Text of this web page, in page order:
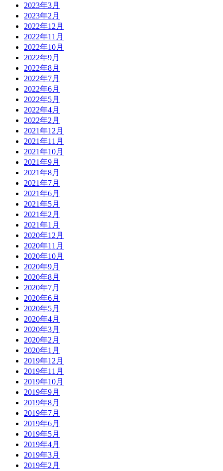
2023年3月
2023年2月
2022年12月
2022年11月
2022年10月
2022年9月
2022年8月
2022年7月
2022年6月
2022年5月
2022年4月
2022年2月
2021年12月
2021年11月
2021年10月
2021年9月
2021年8月
2021年7月
2021年6月
2021年5月
2021年2月
2021年1月
2020年12月
2020年11月
2020年10月
2020年9月
2020年8月
2020年7月
2020年6月
2020年5月
2020年4月
2020年3月
2020年2月
2020年1月
2019年12月
2019年11月
2019年10月
2019年9月
2019年8月
2019年7月
2019年6月
2019年5月
2019年4月
2019年3月
2019年2月